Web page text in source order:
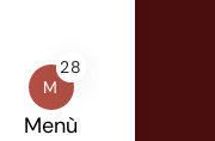
M
28
Menù